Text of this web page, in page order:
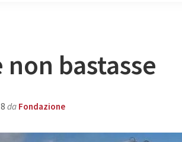
non bastasse
da Fondazione